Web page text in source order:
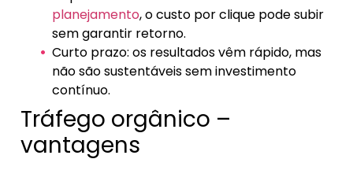
planejamento, o custo por clique pode subir
sem garantir retorno.
Curto prazo: os resultados vêm rápido, mas
não são sustentáveis sem investimento
contínuo.
Tráfego orgânico –
vantagens